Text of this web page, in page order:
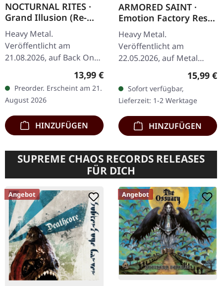
NOCTURNAL RITES ·
Grand Illusion (Re-
Release) | CD
Heavy Metal.
Veröffentlicht am
21.08.2026, auf Back On
Black. CD im Jewelcase.
Die schwedische Power-
Metal-Institution
Nocturnal Rites befand
sich…
Regulärer Preis:
13,99 €
Preorder. Erscheint am 21.
August 2026
HINZUFÜGEN
ARMORED SAINT ·
Emotion Factory Reset
| DIGIPAK CD
Heavy Metal.
Veröffentlicht am
22.05.2026, auf Metal
Blade Records. Limitierte
Digipak-Ausgabe mit 20-
seitigem Booklet. Enthält
1 Bonus-Track.…
15,99 €
Sofort verfügbar,
Lieferzeit: 1-2 Werktage
HINZUFÜGEN
SUPREME CHAOS RECORDS RELEASES
FÜR DICH
Angebot Angebot